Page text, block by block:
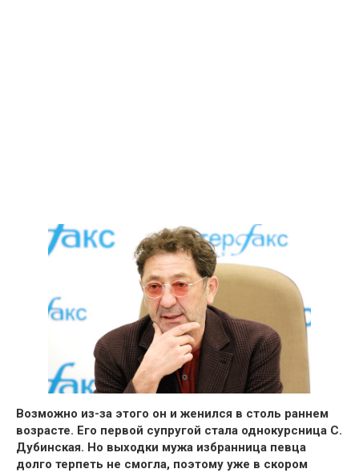
Возможно из-за этого он и женился в столь раннем
возрасте. Его первой супругой стала однокурсница С.
Дубинская. Но выходки мужа избранница певца
долго терпеть не смогла, поэтому уже в скором